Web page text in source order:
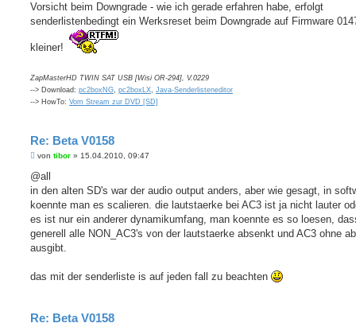
Vorsicht beim Downgrade - wie ich gerade erfahren habe, erfolgt
senderlistenbedingt ein Werksreset beim Downgrade auf Firmware
kleiner!
ZapMasterHD TWIN SAT USB [Wisi OR-294], V.0229
--> Download: pc2boxNG pc2boxLX Java-Senderlisteneditor
--> HowTo: Vom Stream zur DVD [SD]
Re: Beta V0158
B
i
t
r
a
von tibor » 15.04.2010, 09:47
@all
in den alten SD's war der audio output anders, aber wie gesagt, in
koennte man es scalieren. die lautstaerke bei AC3 ist ja nicht lauter
es ist nur ein anderer dynamikumfang, man koennte es so loesen,
generell alle NON_AC3's von der lautstaerke absenkt und AC3 ohne
ausgibt.
das mit der senderliste is auf jeden fall zu beachten
Re: Beta V0158